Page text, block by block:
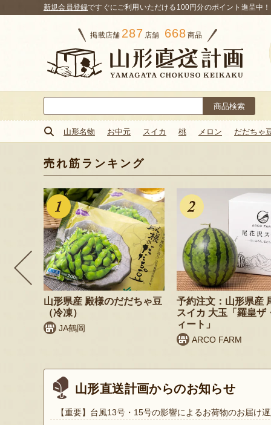
新規会員登録ですぐにご利用いただける100円分のポイント進呈中！
掲載店舗 287 店舗 668 商品
索:
山形名物
お中元 スイカ 桃 メロン だだちゃ
売れ筋ランキング
山形県産 殿様のだだちゃ豆
（冷凍）
JA鶴岡
予約注文：山形県産
スイカ 大玉「羅皇ザ
ィート」
ARCO FARM
山形直送計画からのお知らせ
【重要】台風13号・15号の影響によるお荷物のお届け